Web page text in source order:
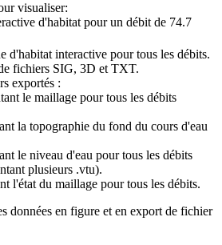
visualiser:
d'habitat pour un débit de 74.7
d'habitat interactive pour tous les débits.
fichiers SIG, 3D et TXT.
exportés :
le maillage pour tous les débits
la topographie du fond du cours d'eau
le niveau d'eau pour tous les débits
plusieurs .vtu).
l'état du maillage pour tous les débits.
données en figure et en export de fichier